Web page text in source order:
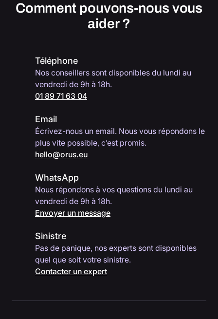
Comment pouvons-nous vous
aider ?
Téléphone
Nos conseillers sont disponibles du lundi au
vendredi de 9h à 18h.
01 89 71 63 04
Email
Écrivez-nous un email. Nous vous répondons le
plus vite possible, c’est promis.
hello@orus.eu
WhatsApp
Nous répondons à vos questions du lundi au
vendredi de 9h à 18h.
Envoyer un message
Sinistre
Pas de panique, nos experts sont disponibles
quel que soit votre sinistre.
Contacter un expert